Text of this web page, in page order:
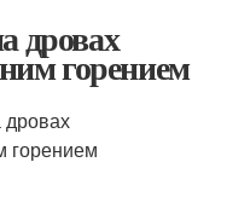
дровах
горением